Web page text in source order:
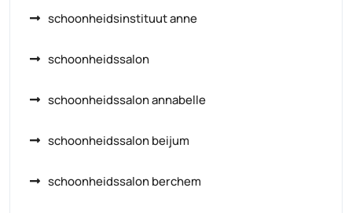
schoonheidsinstituut anne
schoonheidssalon
schoonheidssalon annabelle
schoonheidssalon beijum
schoonheidssalon berchem